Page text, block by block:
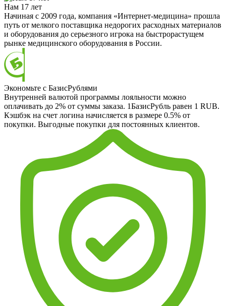
Нам 17 лет
Начиная с 2009 года, компания «Интернет-медицина» прошла
путь от мелкого поставщика недорогих расходных материалов
и оборудования до серьезного игрока на быстрорастущем
рынке медицинского оборудования в России.
Экономьте с БазисРублями
Внутренней валютой программы лояльности можно
оплачивать до 2% от суммы заказа. 1БазисРубль равен 1 RUB.
Кэшбэк на счет логина начисляется в размере 0.5% от
покупки. Выгодные покупки для постоянных клиентов.